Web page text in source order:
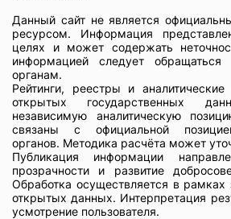
Данный сайт не является
ресурсом. Информация
целях и может содержать
информацией следует обращаться
органам.
Рейтинги, реестры и
открытых государственных
независимую аналитическую
связаны с официальной
органов. Методика расчёта может
Публикация информации
прозрачности и развитие
Обработка осуществляется в рамках
открытых данных. Интерпретация
усмотрение пользователя.